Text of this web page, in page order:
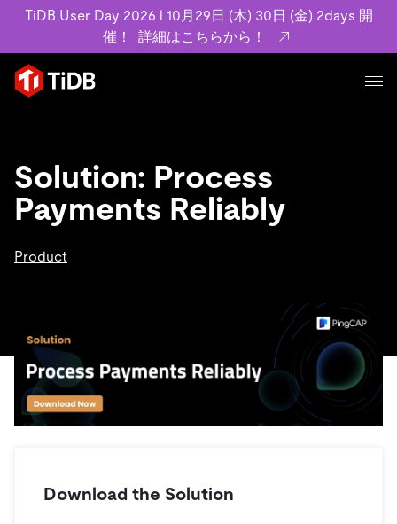
TiDB User Day 2026 l 10月29日 (木) 30日 (金) 2days 開
催！
詳細はこちらから！
プロダクト
MySQL互換の分散データベースで高可用性と水平スケー
ラビリティを備え大規模データをリアルタイムで処理でき
ます。
TiDB Self-Managed
料金
エコシステム
事例記事
お客様事例やユーザーによる検証結果の記事などを紹介し
ています。
フィンテック
Eコマース
SaaS
ユースケース
MySQLワークロードの近代化
リソース
学習コンテンツ
スライド
エンゲージメント
イベント
Developer Hub
PingCAP University
規約類
基本規約、TiDBクラウドサービス契約、SLA、利用規約、
プライバシーポリシーなど、契約関連の情報を紹介しま
す。
ます。
ドキュメント
ドキュメント
TiDB Cloud
TiDB
Solution: Process
Payments Reliably
Product
Download the Solution